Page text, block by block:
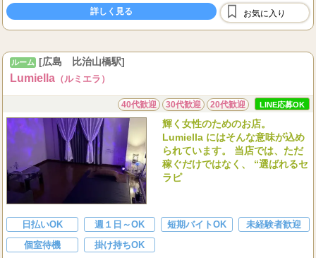
9,000 ＋オプション（キャストフルバック）
秘液コース120分
...
詳しく見る お気に入り
ルーム [広島 比治山橋駅]
Lumiella （ルミエラ）
40代歓迎 30代歓迎 20代歓迎 LINE応募OK
輝く女性のためのお店。
Lumiella にはそんな意味が込め
られています。 当店では、ただ
稼ぐだけではなく、 “選ばれるセ
ラピ
日払いOK 週１日～OK 短期バイトOK
未経験者歓迎
個室待機
掛け持ちOK